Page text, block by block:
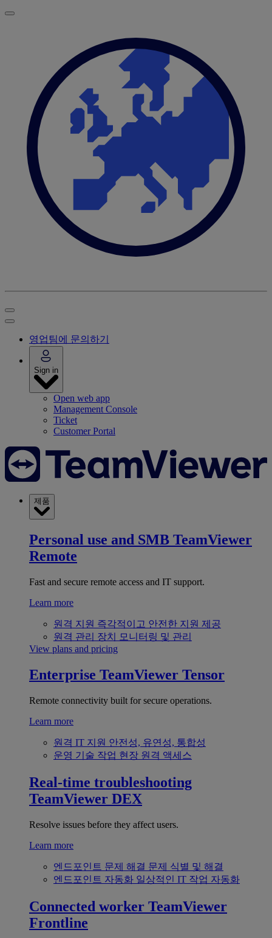
영업팀에 문의하기
Sign in
Open web app
Management Console
Ticket
Customer Portal
제품
Personal use and SMB TeamViewer
Remote
Fast and secure remote access and IT support.
Learn more
원격 지원 즉각적이고 안전한 지원 제공
원격 관리 장치 모니터링 및 관리
View plans and pricing
Enterprise TeamViewer Tensor
Remote connectivity built for secure operations.
Learn more
원격 IT 지원 안전성, 유연성, 통합성
운영 기술 작업 현장 원격 액세스
Real-time troubleshooting
TeamViewer DEX
Resolve issues before they affect users.
Learn more
엔드포인트 문제 해결 문제 식별 및 해결
엔드포인트 자동화 일상적인 IT 작업 자동화
Connected worker TeamViewer
Frontline